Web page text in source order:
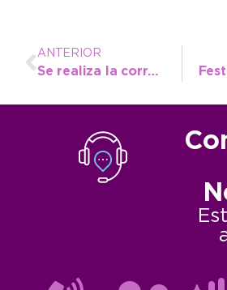
ANTERIOR
Se realiza la correcta señalización de las paradas del transporte urbano